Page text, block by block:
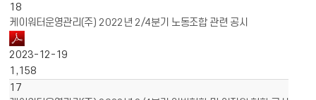
18
케이워터운영관리(주) 2022년 2/4분기 노동조합 관련 공시
2023-12-19
1,158
17